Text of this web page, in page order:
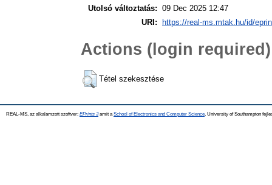
Utolsó változtatás: 09 Dec 2025 12:47
URI:
https://real-ms.mtak.hu/id/
Actions (login required)
Tétel szekesztése
REAL-MS, az alkalamzott szoftver: EPrints 3amit a School of Electronics and Computer Science , University of Southampton